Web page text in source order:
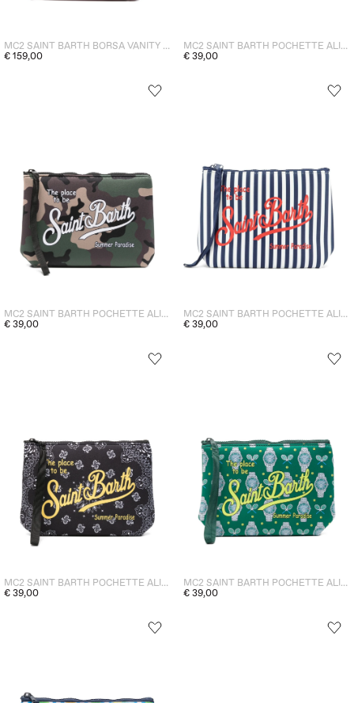
MC2 SAINT BARTH BORSA VANITY DONNA BORDEAUX
€ 159,00
MC2 SAINT BARTH POCHETTE ALINE MYKONOS UNISEX BLU
€ 39,00
MC2 SAINT BARTH POCHETTE ALINE CAMOUFLAGE UNISEX VERDE
€ 39,00
MC2 SAINT BARTH POCHETTE ALINE RIGHE UNISEX BIANCO-BLU
€ 39,00
MC2 SAINT BARTH POCHETTE ALINE BANDANA UNISEX NERO
€ 39,00
MC2 SAINT BARTH POCHETTE ALINE TENNIS CLOCK UNISEX VERDE
€ 39,00